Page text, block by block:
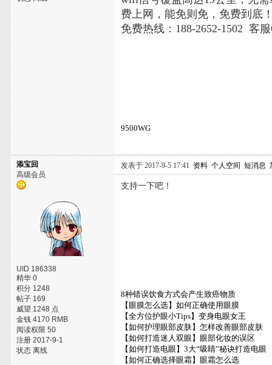
费上网，能免则免，免费到底
免费热线：188-2652-1502 客
9500WG
添宝回
高级会员
UID 186338
精华 0
积分 1248
帖子 169
威望 1248 点
金钱 4170 RMB
阅读权限 50
注册 2017-9-1
状态 离线
发表于 2017-9-5 17:41 资料 个人空间 短消息
支持一下吧！
8种错误饮食方式会产生致癌物质
【眼膜怎么选】如何正确使用眼膜
【全方位护眼小Tips】变身电眼女王
【如何护理眼部皮肤】怎样改善眼部皮肤
【如何打造迷人双眼】眼部化妆的误区
【如何打造电眼】3大“吸睛”秘诀打造电眼
【如何正确选择眼霜】眼霜怎么选